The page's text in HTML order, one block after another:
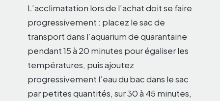
L’acclimatation lors de l’achat doit se faire
progressivement : placez le sac de
transport dans l’aquarium de quarantaine
pendant 15 à 20 minutes pour égaliser les
températures, puis ajoutez
progressivement l’eau du bac dans le sac
par petites quantités, sur 30 à 45 minutes,